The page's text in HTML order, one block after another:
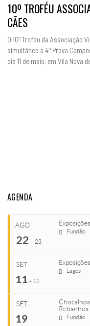
10º TROFÉU
CÃES
O 10º Troféu da Associação
simultâneo a 4º Prova
dia 11 de maio, em Vila Nova
AGENDA
AGO
22 - 23
Fundão
Ago 22, 2026
SET
11 - 12
Lagos
SET
19
Rebanhos
Fundão